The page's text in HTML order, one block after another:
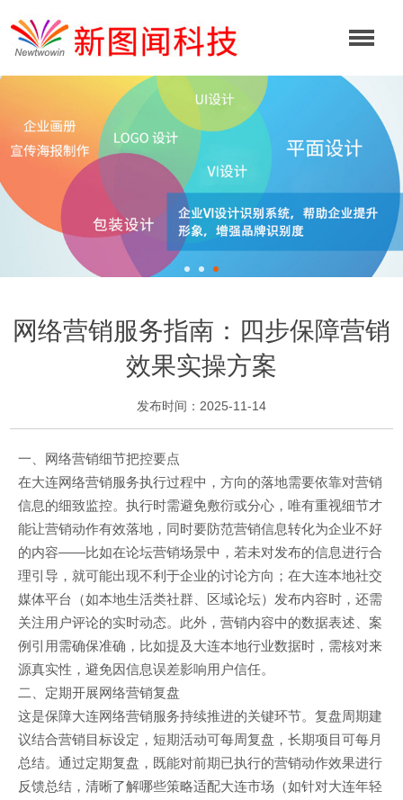
网络营销服务指南：四步保障营销
效果实操方案
发布时间：2025-11-14
一、网络营销细节把控要点
在大连网络营销服务执行过程中，方向的落地需要依靠对营销
信息的细致监控。执行时需避免敷衍或分心，唯有重视细节才
能让营销动作有效落地，同时要防范营销信息转化为企业不好
的内容——比如在论坛营销场景中，若未对发布的信息进行合
理引导，就可能出现不利于企业的讨论方向；在大连本地社交
媒体平台（如本地生活类社群、区域论坛）发布内容时，还需
关注用户评论的实时动态。此外，营销内容中的数据表述、案
例引用需确保准确，比如提及大连本地行业数据时，需核对来
源真实性，避免因信息误差影响用户信任。
二、定期开展网络营销复盘
这是保障大连网络营销服务持续推进的关键环节。复盘周期建
议结合营销目标设定，短期活动可每周复盘，长期项目可每月
总结。通过定期复盘，既能对前期已执行的营销动作效果进行
反馈总结，清晰了解哪些策略适配大连市场（如针对大连年轻